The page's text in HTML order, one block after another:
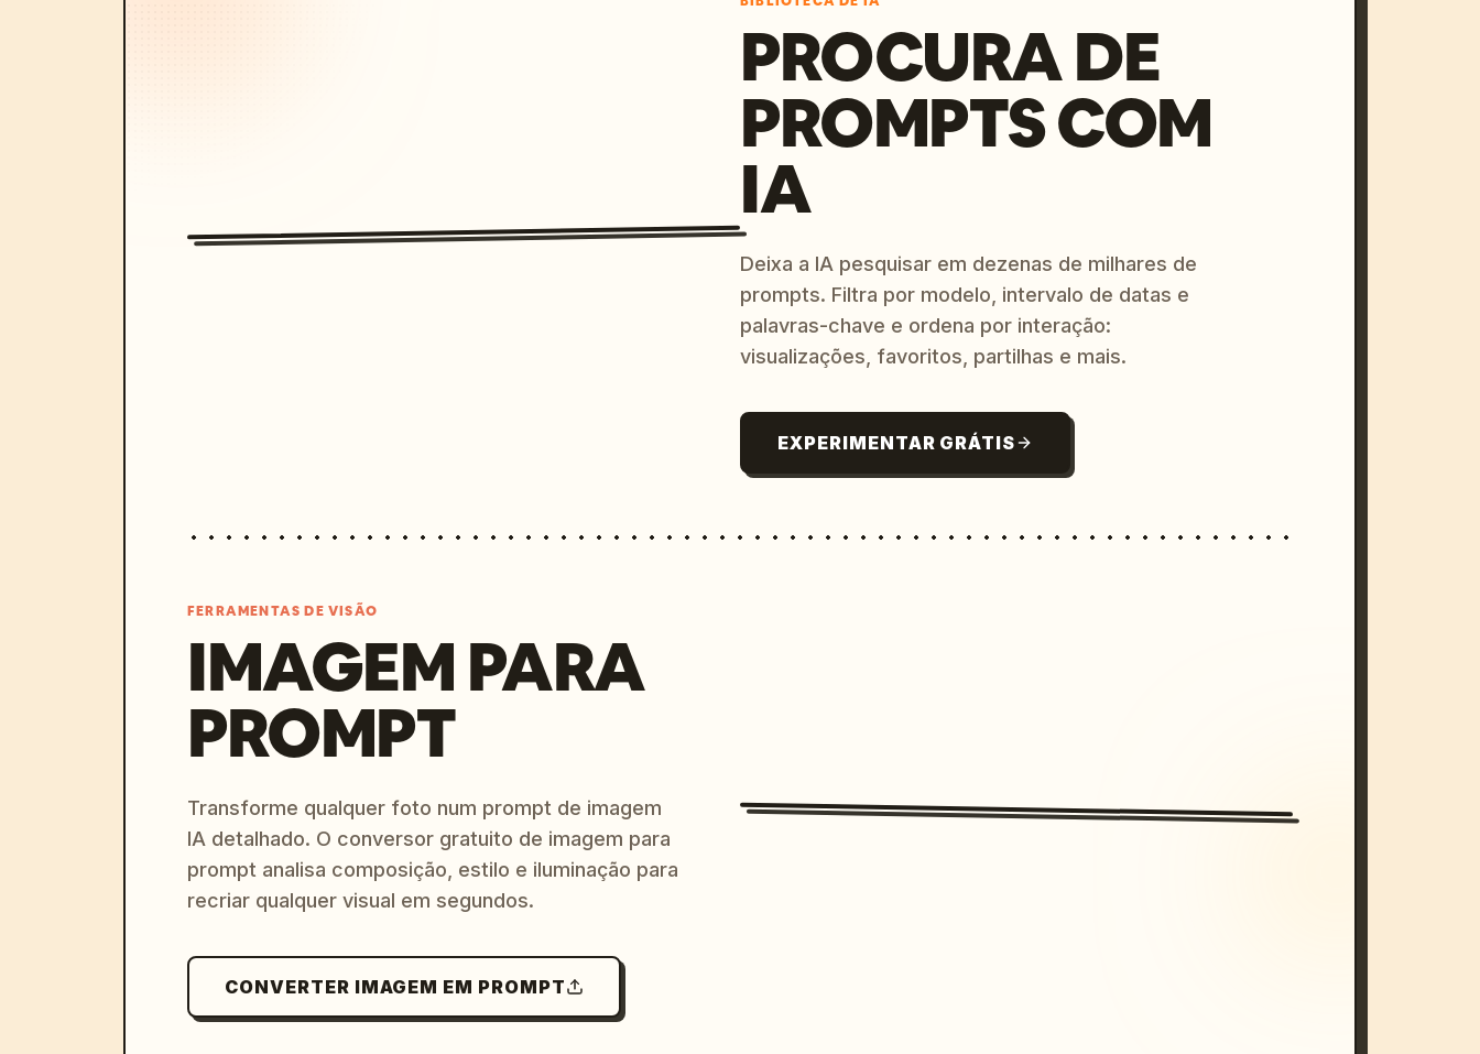
PROCURA DE
PROMPTS COM
IA
Deixa a IA pesquisar em dezenas de milhares de
prompts. Filtra por modelo, intervalo de datas e
palavras-chave e ordena por interação:
visualizações, favoritos, partilhas e mais.
EXPERIMENTAR GRÁTIS
FERRAMENTAS DE VISÃO
IMAGEM PARA
PROMPT
Transforme qualquer foto num prompt de imagem
IA detalhado. O conversor gratuito de imagem para
prompt analisa composição, estilo e iluminação para
recriar qualquer visual em segundos.
CONVERTER IMAGEM EM PROMPT